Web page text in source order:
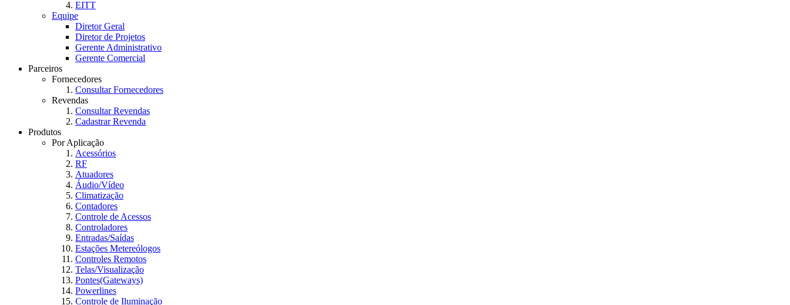
EITT
Equipe
Diretor Geral
Diretor de Projetos
Gerente Administrativo
Gerente Comercial
Parceiros
Fornecedores
Consultar Fornecedores
Revendas
Consultar Revendas
Cadastrar Revenda
Produtos
Por Aplicação
Acessórios
RF
Atuadores
Áudio/Vídeo
Climatização
Contadores
Controle de Acessos
Controladores
Entradas/Saídas
Estações Metereólogos
Controles Remotos
Telas/Visualização
Pontes(Gateways)
Powerlines
Controle de Iluminação